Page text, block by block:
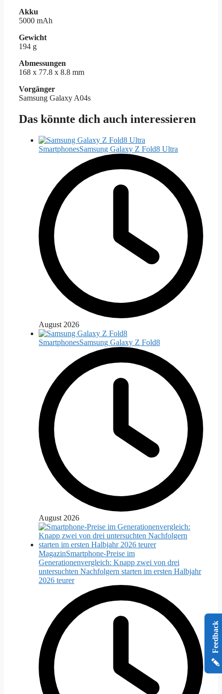
Akku
5000 mAh
Gewicht
194 g
Abmessungen
168 x 77.8 x 8.8 mm
Vorgänger
Samsung Galaxy A04s
Das könnte dich auch interessieren
SmartphonesSamsung Galaxy Z Fold8 Ultra
August 2026
SmartphonesSamsung Galaxy Z Fold8
August 2026
MagazinSmartphone-Preise im
Generationenvergleich: Knapp zwei von drei
untersuchten Nachfolgern starten im ersten Halbjahr
2026 teurer
Feedback